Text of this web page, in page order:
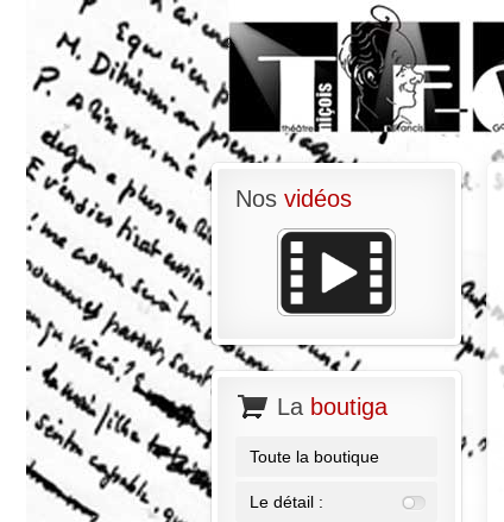
Nos vidéos
La boutiga
Toute la boutique
Le détail :